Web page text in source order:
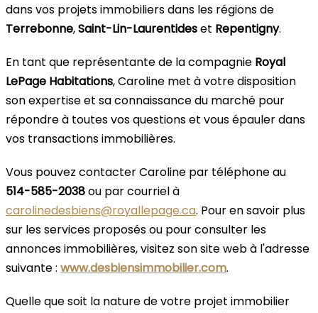
dans vos projets immobiliers dans les régions de
Terrebonne,Saint-Lin-Laurentideset Repentigny.
En tant que représentante de la compagnie Royal
LePage Habitations, Caroline met à votre disposition
son expertise et sa connaissance du marché pour
répondre à toutes vos questions et vous épauler dans
vos transactions immobilières.
Vous pouvez contacter Caroline par téléphone au
514-585-2038ou par courriel à
carolinedesbiens@royallepage.ca. Pour en savoir plus
sur les services proposés ou pour consulter les
annonces immobilières, visitez son site web à l'adresse
suivante : www.desbiensimmobilier.com.
Quelle que soit la nature de votre projet immobilier